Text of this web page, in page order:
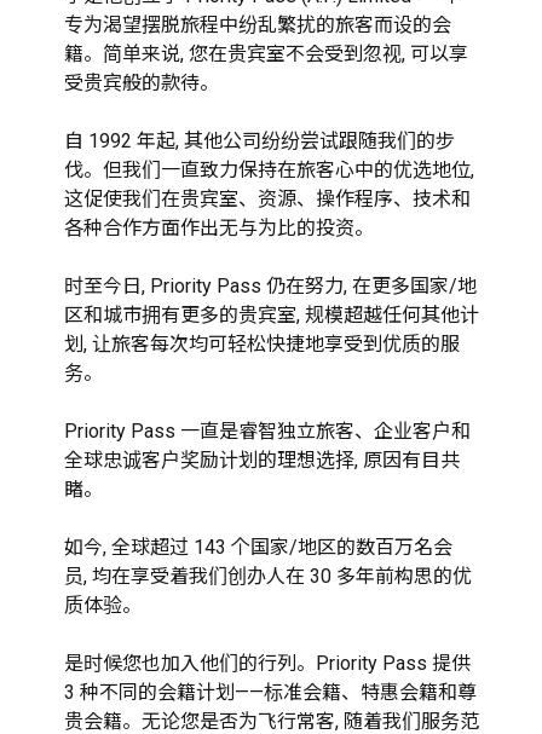
专为渴望摆脱旅程中纷乱繁扰的旅客而设的会
籍。简单来说, 您在贵宾室不会受到忽视, 可以享
受贵宾般的款待。
自 1992 年起, 其他公司纷纷尝试跟随我们的步
伐。但我们一直致力保持在旅客心中的优选地位,
这促使我们在贵宾室、资源、操作程序、技术和
各种合作方面作出无与为比的投资。
时至今日, Priority Pass 仍在努力, 在更多国家/地
区和城市拥有更多的贵宾室, 规模超越任何其他计
划, 让旅客每次均可轻松快捷地享受到优质的服
务。
Priority Pass 一直是睿智独立旅客、企业客户和
全球忠诚客户奖励计划的理想选择, 原因有目共
睹。
如今, 全球超过 143 个国家/地区的数百万名会
员, 均在享受着我们创办人在 30 多年前构思的优
质体验。
是时候您也加入他们的行列。Priority Pass 提供
3 种不同的会籍计划——标准会籍、特惠会籍和尊
贵会籍。无论您是否为飞行常客, 随着我们服务范